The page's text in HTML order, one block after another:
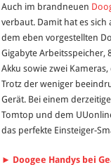
Auch im brandneuen
verbaut. Damit hat es
dem eben vorgestellten
Gigabyte Arbeitsspeicher,
Akku sowie zwei
Trotz der weniger
Gerät. Bei einem
Tomtop und dem
das perfekte Einsteiger-
► Doogee Handys bei